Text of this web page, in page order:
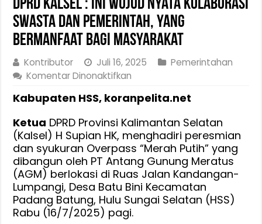
DPRD Kalsel : Ini Wujud Nyata Kolaborasi
Swasta dan Pemerintah, yang
bermanfaat bagi masyarakat
Kontributor Juli 16, 2025
Pemerintahan
Komentar Dinonaktifkan
Overpass
Putih,
Ketua
DPRD
Kalsel
:
Ini
Wujud
Kabupaten HSS, koranpelita.net
Ketua DPRD Provinsi Kalimantan Selatan
(Kalsel) H Supian HK, menghadiri peresmian
dan syukuran Overpass “Merah Putih” yang
dibangun oleh PT Antang Gunung Meratus
(AGM) berlokasi di Ruas Jalan Kandangan-
Lumpangi, Desa Batu Bini Kecamatan
Padang Batung, Hulu Sungai Selatan (HSS)
Rabu (16/7/2025) pagi.